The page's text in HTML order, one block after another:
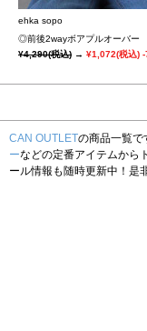
ehka sopo
◎前後2wayボアプルオーバー
¥4,290(税込) → ¥1,072(税込) -
CAN OUTLETの商品一覧で
ーなどの定番アイテムから
ール情報も随時更新中！是